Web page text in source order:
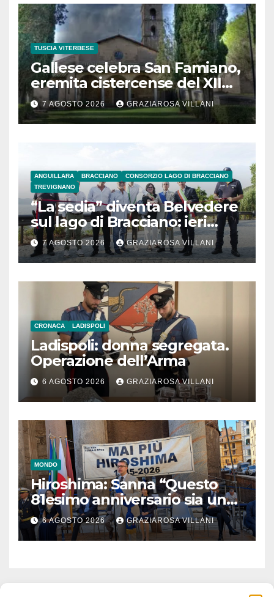
TUSCIA VITERBESE
Gallese celebra San Famiano,
eremita cistercense del XII
secolo
7 AGOSTO 2026 GRAZIAROSA VILLANI
ANGUILLARA BRACCIANO
CONSORZIO LAGO DI BRACCIANO
TREVIGNANO
“La sedia” diventa Belvedere
sul lago di Bracciano: ieri
l’inaugurazione
7 AGOSTO 2026 GRAZIAROSA VILLANI
CRONACA LADISPOLI
Ladispoli: donna segregata.
Operazione dell’Arma
6 AGOSTO 2026 GRAZIAROSA VILLANI
MONDO
Hiroshima: Sanna “Questo
81esimo anniversario sia un
monito per tutti”
6 AGOSTO 2026 GRAZIAROSA VILLANI